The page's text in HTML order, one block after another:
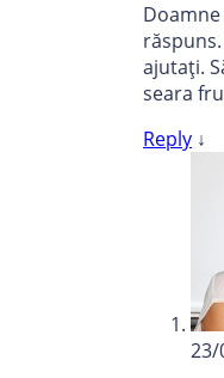
ajutați.
seara
Reply ↓
23/